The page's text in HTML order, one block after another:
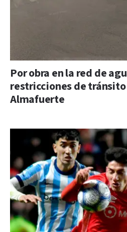
Por obra en la red de
restricciones de
Almafuerte